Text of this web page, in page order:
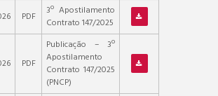
PDF
3º Apostilamento
Contrato 147/2025
PDF
Publicação – 3º
Apostilamento
Contrato 147/2025
(PNCP)